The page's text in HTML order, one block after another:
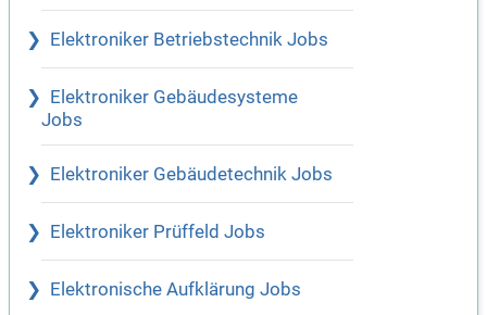
Elektroniker Betriebstechnik Jobs
Elektroniker Gebäudesysteme
Jobs
Elektroniker Gebäudetechnik Jobs
Elektroniker Prüffeld Jobs
Elektronische Aufklärung Jobs